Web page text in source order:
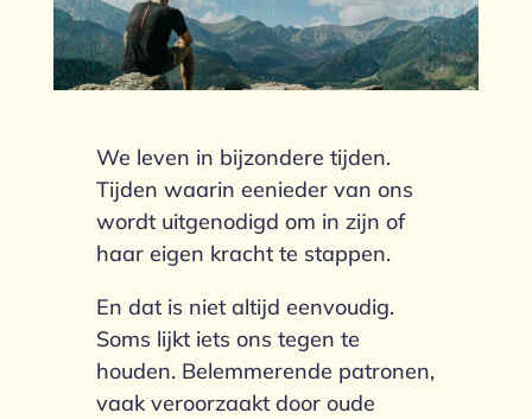
We leven in bijzondere tijden.
Tijden waarin eenieder van ons
wordt uitgenodigd om in zijn of
haar eigen kracht te stappen.
En dat is niet altijd eenvoudig.
Soms lijkt iets ons tegen te
houden. Belemmerende patronen,
vaak veroorzaakt door oude